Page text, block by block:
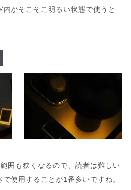
がそこそこ明るい状態で使うと
囲も狭くなるので、読者は難しい
使用することが1番多いですね。